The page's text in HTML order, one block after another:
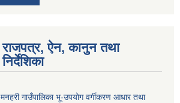
राजपत्र, ऐन, कानुन तथा
निर्देशिका
मनहरी गाउँपालिका भू-उपयोग वर्गीकरण आधार तथा